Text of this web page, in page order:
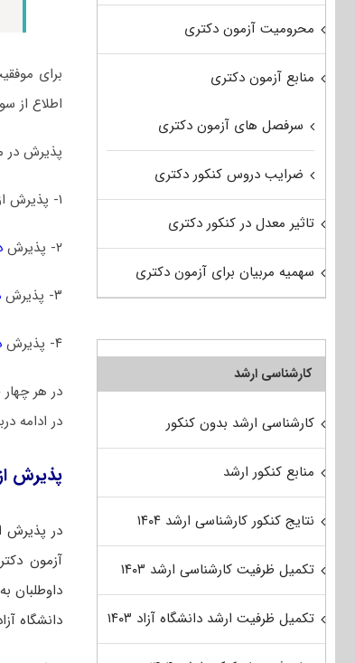
برای
اطلاع از
پذیرش در
۱- پذیرش از طریق
۲- پذیرش
۳- پذیرش
۴- پذیرش
در هر
در ادامه
پذیرش
در پذیرش
آزمون
داوطلبان
دانشگاه
محرومیت آزمون دکتری
منابع آزمون دکتری
سرفصل های آزمون دکتری
ضرایب دروس کنکور دکتری
تاثیر معدل در کنکور دکتری
سهمیه مربیان برای آزمون دکتری
کارشناسی ارشد
کارشناسی ارشد بدون کنکور
منابع کنکور ارشد
نتایج کنکور کارشناسی ارشد ۱۴۰۴
تکمیل ظرفیت کارشناسی ارشد ۱۴۰۳
تکمیل ظرفیت ارشد دانشگاه آزاد ۱۴۰۳